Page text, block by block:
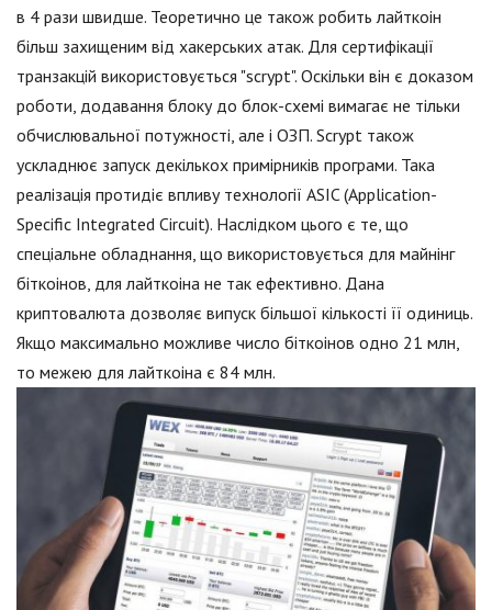
в 4 рази швидше. Теоретично це також робить лайткоін
більш захищеним від хакерських атак. Для сертифікації
транзакцій використовується "scrypt". Оскільки він є доказом
роботи, додавання блоку до блок-схемі вимагає не тільки
обчислювальної потужності, але і ОЗП. Scrypt також
ускладнює запуск декількох примірників програми. Така
реалізація протидіє впливу технології ASIC (Application-
Specific Integrated Circuit). Наслідком цього є те, що
спеціальне обладнання, що використовується для майнінг
біткоінов, для лайткоіна не так ефективно. Дана
криптовалюта дозволяє випуск більшої кількості її одиниць.
Якщо максимально можливе число біткоінов одно 21 млн,
то межею для лайткоіна є 84 млн.